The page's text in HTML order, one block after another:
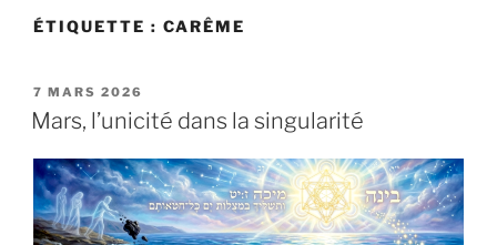
ÉTIQUETTE : CARÊME
PUBLIÉ
LE
7 MARS 2026
Mars, l’unicité dans la singularité